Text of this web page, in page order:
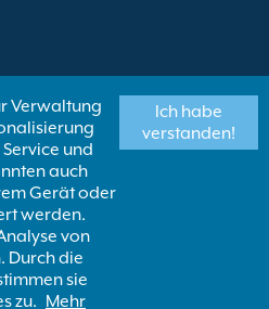
Fähren Destination
Verwaltung
und
auch
Gerät oder
werden.
von
Durch die
sie
zu. Mehr
Ich habe
verstanden!